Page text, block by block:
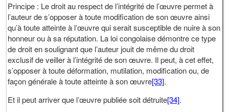
Principe : Le droit au respect de l’intégrité de l’œuvre permet à
l’auteur de s’opposer à toute modification de son œuvre ainsi
qu’à toute atteinte à l’œuvre qui serait susceptible de nuire à son
honneur ou à sa réputation. La loi congolaise démontre ce type
de droit en soulignant que l’auteur jouit de même du droit
exclusif de veiller à l’intégrité de son œuvre. Il peut, à cet effet,
s’opposer à toute déformation, mutilation, modification ou, de
façon générale à toute atteinte à son œuvre[33].
Et il peut arriver que l’œuvre publiée soit détruite[34].